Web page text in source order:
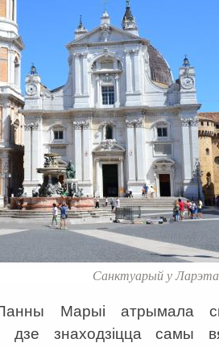
Санктуарый у
Марыі атрымала
дзе знаходзіцца самы